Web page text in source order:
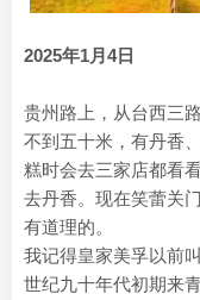
2025年1月4日
贵州路上，从台西三
不到五十米，有丹香
糕时会去三家店都看
去丹香。现在笑蕾关
有道理的。
我记得皇家美孚以前
世纪九十年代初期来